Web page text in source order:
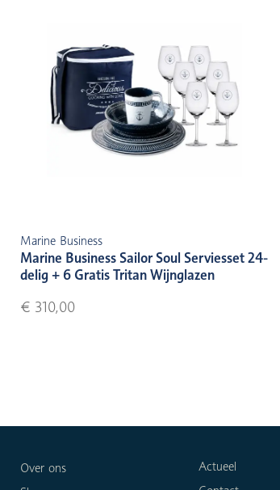
Marine Business
Marine Business Sailor Soul Serviesset 24-
delig + 6 Gratis Tritan Wijnglazen
€ 310,00
Over ons
Actueel